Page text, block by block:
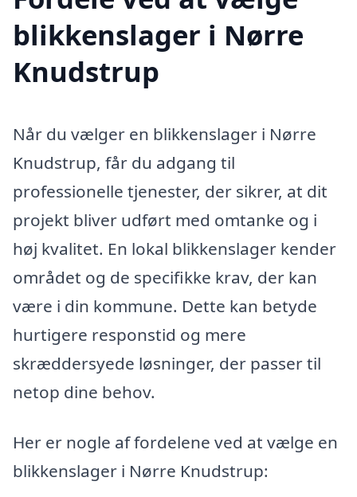
blikkenslager i Nørre
Knudstrup
Når du vælger en blikkenslager i Nørre
Knudstrup, får du adgang til
professionelle tjenester, der sikrer, at dit
projekt bliver udført med omtanke og i
høj kvalitet. En lokal blikkenslager kender
området og de specifikke krav, der kan
være i din kommune. Dette kan betyde
hurtigere responstid og mere
skræddersyede løsninger, der passer til
netop dine behov.
Her er nogle af fordelene ved at vælge en
blikkenslager i Nørre Knudstrup: